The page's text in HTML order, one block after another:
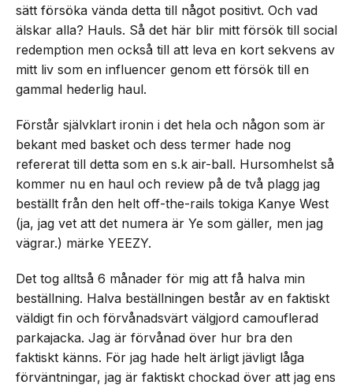
sätt försöka vända detta till något positivt. Och vad
älskar alla? Hauls. Så det här blir mitt försök till social
redemption men också till att leva en kort sekvens av
mitt liv som en influencer genom ett försök till en
gammal hederlig haul.
Förstår självklart ironin i det hela och någon som är
bekant med basket och dess termer hade nog
refererat till detta som en s.k air-ball. Hursomhelst så
kommer nu en haul och review på de två plagg jag
beställt från den helt off-the-rails tokiga Kanye West
(ja, jag vet att det numera är Ye som gäller, men jag
vägrar.) märke YEEZY.
Det tog alltså 6 månader för mig att få halva min
beställning. Halva beställningen består av en faktiskt
väldigt fin och förvånadsvärt välgjord camouflerad
parkajacka. Jag är förvånad över hur bra den
faktiskt känns. För jag hade helt ärligt jävligt låga
förväntningar, jag är faktiskt chockad över att jag ens